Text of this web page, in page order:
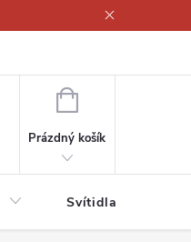
NÁKUPNÍ
Prázdný košík
Svítidla a zdroje